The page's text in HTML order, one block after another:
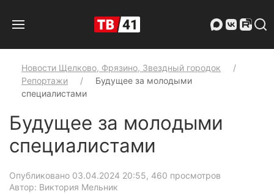
Новости Щелково, Фрязино, Звездный городок
Репортажи
Будущее за молодыми
специалистами
Будущее за молодыми
специалистами
Опубликовано 03.04.2024 20:55, 460 просмотров
Автор: Виктория Мельник